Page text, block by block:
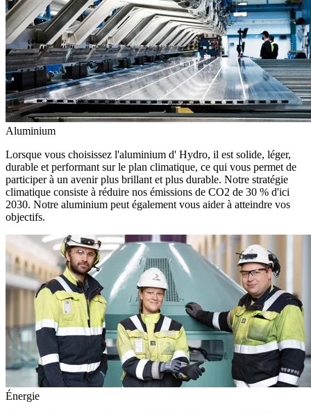
Aluminium
Lorsque vous choisissez l'aluminium d' Hydro, il est solide, léger,
durable et performant sur le plan climatique, ce qui vous permet de
participer à un avenir plus brillant et plus durable. Notre stratégie
climatique consiste à réduire nos émissions de CO2 de 30 % d'ici
2030. Notre aluminium peut également vous aider à atteindre vos
objectifs.
Énergie